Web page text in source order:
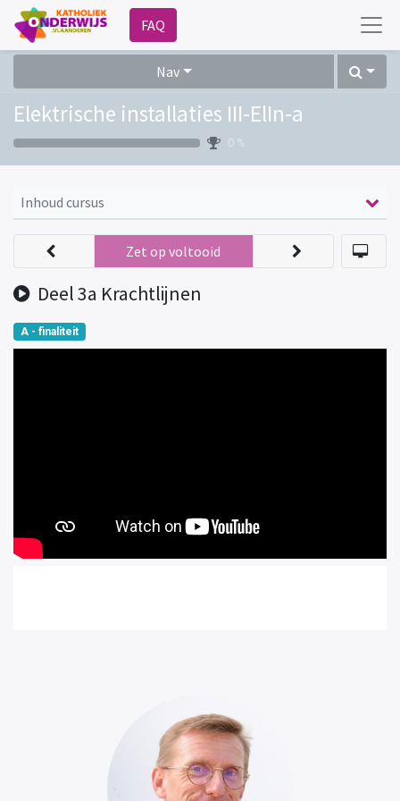
FAQ
Nav
Elektrische installaties III-ElIn-a
0 %
Inhoud cursus
Deel 3a Krachtlijnen
Zet op voltooid
A - finaliteit